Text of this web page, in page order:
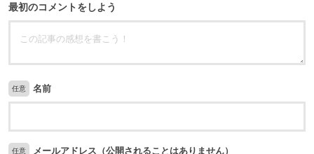
最初のコメントをしよう
任意 名前
任意